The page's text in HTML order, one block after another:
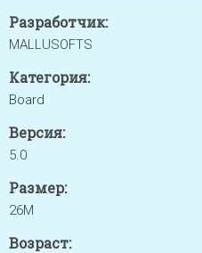
Разработчик:
MALLUSOFTS
Категория:
Board
Версия:
5.0
Размер:
26M
Возраст: